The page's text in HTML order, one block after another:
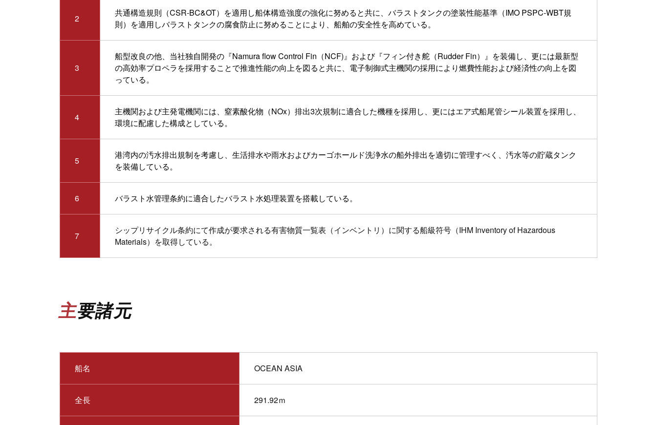
2
共通構造規則（CSR-BC&OT）を適用し船体構造強度の強化に努めると共に、バラストタンクの塗装性能基準（IMO PSPC-WBT規
則）を適用しバラストタンクの腐食防止に努めることにより、船舶の安全性を高めている。
3
船型改良の他、当社独自開発の『Namura flow Control Fin（NCF)』および『フィン付き舵（Rudder Fin）』を装備し、更には最新型
の高効率プロペラを採用することで推進性能の向上を図ると共に、電子制御式主機関の採用により燃費性能および経済性の向上を図
っている。
4
主機関および主発電機関には、窒素酸化物（NOx）排出3次規制に適合した機種を採用し、更にはエア式船尾管シール装置を採用し、
環境に配慮した構成としている。
5
港湾内の汚水排出規制を考慮し、生活排水や雨水およびカーゴホールド洗浄水の船外排出を適切に管理すべく、汚水等の貯蔵タンク
を装備している。
6 バラスト水管理条約に適合したバラスト水処理装置を搭載している。
7
シップリサイクル条約にて作成が要求される有害物質一覧表（インベントリ）に関する船級符号（IHM Inventory of Hazardous
Materials）を取得している。
主要諸元
船名 OCEAN ASIA
全長 291.92ｍ